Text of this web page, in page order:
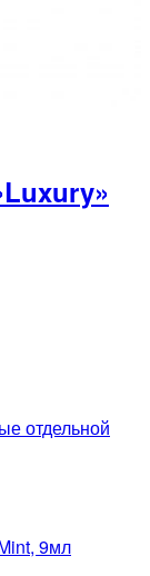
отдельной
9мл